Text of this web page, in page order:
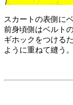
スカートの表側に
前身頃側はベルト
ギホックをつける
ように重ねて縫う。